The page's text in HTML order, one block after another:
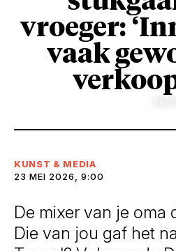
vroeger:
vaak
KUNST & MEDIA
23 MEI 2026, 9:00
De mixer van je oma
Die van jou gaf het